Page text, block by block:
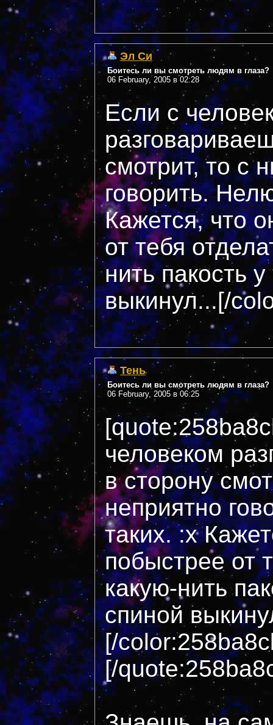
Эл Си
Боитесь ли вы смотреть людям в глаза?
06 February, 2005 в 02:28
Если с
смотрит, то с
говорить.
Кажется, что
от тебя
нить пакость
выкинул...[/
Тень
Боитесь ли вы смотреть людям в глаза?
06 February, 2005 в 06:25
человеком
в сторону
неприятно
таких. :x
побыстрее от
какую-нить
спиной
[/
[/